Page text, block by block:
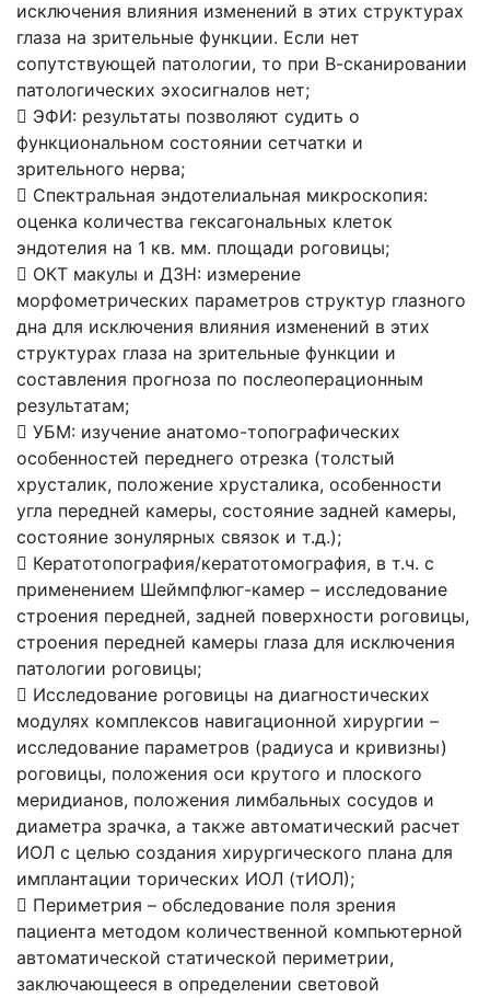
исключения влияния изменений в этих структурах
глаза на зрительные функции. Если нет
сопутствующей патологии, то при В-сканировании
патологических эхосигналов нет;
 ЭФИ: результаты позволяют судить о
функциональном состоянии сетчатки и
зрительного нерва;
 Спектральная эндотелиальная микроскопия:
оценка количества гексагональных клеток
эндотелия на 1 кв. мм. площади роговицы;
 ОКТ макулы и ДЗН: измерение
морфометрических параметров структур глазного
дна для исключения влияния изменений в этих
структурах глаза на зрительные функции и
составления прогноза по послеоперационным
результатам;
 УБМ: изучение анатомо-топографических
особенностей переднего отрезка (толстый
хрусталик, положение хрусталика, особенности
угла передней камеры, состояние задней камеры,
состояние зонулярных связок и т.д.);
 Кератотопография/кератотомография, в т.ч. с
применением Шеймпфлюг-камер – исследование
строения передней, задней поверхности роговицы,
строения передней камеры глаза для исключения
патологии роговицы;
 Исследование роговицы на диагностических
модулях комплексов навигационной хирургии –
исследование параметров (радиуса и кривизны)
роговицы, положения оси крутого и плоского
меридианов, положения лимбальных сосудов и
диаметра зрачка, а также автоматический расчет
ИОЛ с целью создания хирургического плана для
имплантации торических ИОЛ (тИОЛ);
 Периметрия – обследование поля зрения
пациента методом количественной компьютерной
автоматической статической периметрии,
заключающееся в определении световой